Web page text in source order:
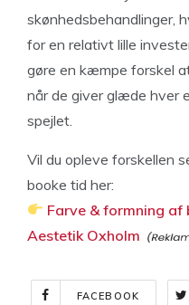
skønhedsbehandlinger,
for en relativt lille
gøre en kæmpe forskel
når de giver glæde hver
spejlet.
Vil du opleve forskellen
booke tid her:
Farve & formning af
Aestetik Oxholm
FACEBOOK